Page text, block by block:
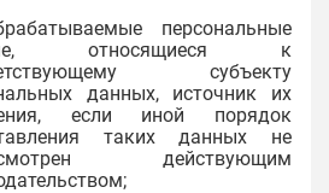
персональные
относящиеся к
субъекту
данных, источник их
если иной порядок
таких данных не
действующим